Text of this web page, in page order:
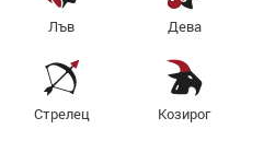
Лъв Дева
Стрелец Козирог